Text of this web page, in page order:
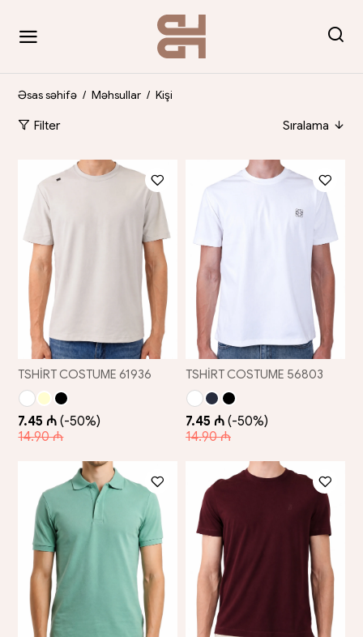
Əsas səhifə / Məhsullar / Kişi
Filter Sıralama
TSHİRT COSTUME 61936
7.45 ₼ (-50%)
14.90 ₼
TSHİRT COSTUME 56803
7.45 ₼ (-50%)
14.90 ₼